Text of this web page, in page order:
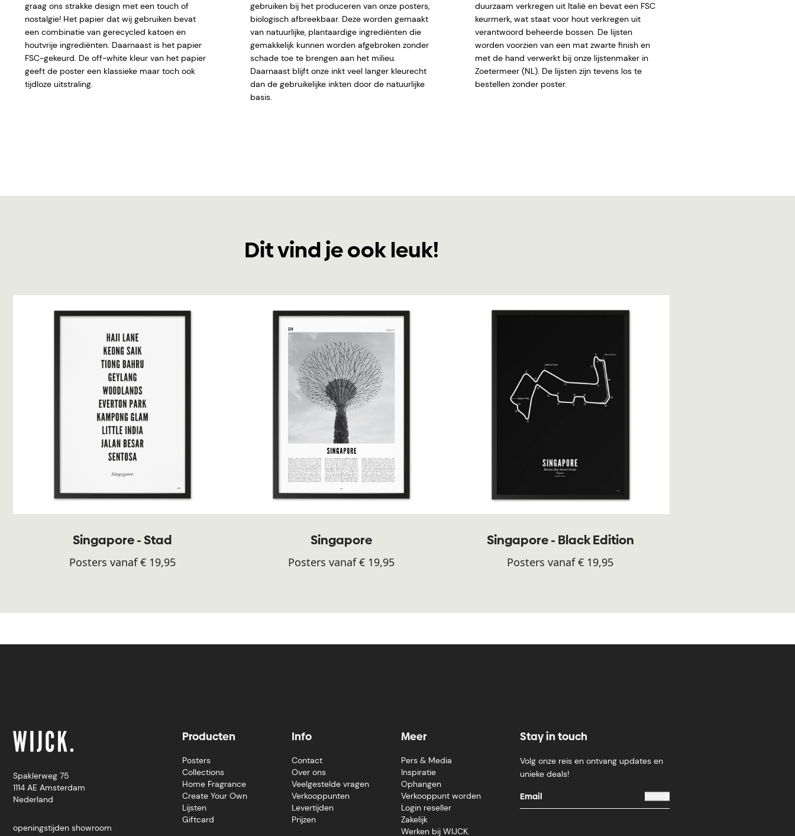
graag ons strakke design met een touch of
nostalgie! Het papier dat wij gebruiken bevat
een combinatie van gerecycled katoen en
houtvrije ingrediënten. Daarnaast is het papier
FSC-gekeurd. De off-white kleur van het papier
geeft de poster een klassieke maar toch ook
tijdloze uitstraling.
gebruiken bij het produceren van onze posters,
biologisch afbreekbaar. Deze worden gemaakt
van natuurlijke, plantaardige ingrediënten die
gemakkelijk kunnen worden afgebroken zonder
schade toe te brengen aan het milieu.
Daarnaast blijft onze inkt veel langer kleurecht
dan de gebruikelijke inkten door de natuurlijke
basis.
duurzaam verkregen uit Italië en bevat een FSC
keurmerk, wat staat voor hout verkregen uit
verantwoord beheerde bossen. De lijsten
worden voorzien van een mat zwarte finish en
met de hand verwerkt bij onze lijstenmaker in
Zoetermeer (NL). De lijsten zijn tevens los te
bestellen zonder poster.
Dit vind je ook leuk!
Singapore - Stad
Posters vanaf € 19,95
Singapore
Posters vanaf € 19,95
Singapore - Black Edition
Posters vanaf € 19,95
Spaklerweg 75
1114 AE Amsterdam
Nederland
openingstijden showroom
Producten
Posters
Collections
Home Fragrance
Create Your Own
Lijsten
Giftcard
Info
Contact
Over ons
Veelgestelde vragen
Verkooppunten
Levertijden
Prijzen
Meer
Pers & Media
Inspiratie
Ophangen
Verkooppunt worden
Login reseller
Zakelijk
Werken bij WIJCK.
Stay in touch
Volg onze reis en ontvang updates en
unieke deals!